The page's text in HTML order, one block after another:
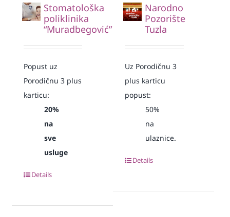
Stomatološka
poliklinika
“Muradbegović”
Popust uz
Porodičnu 3 plus
karticu:
20%
na
sve
usluge
Details
Narodno
Pozorište
Tuzla
Uz Porodičnu 3
plus karticu
popust:
50%
na
ulaznice.
Details